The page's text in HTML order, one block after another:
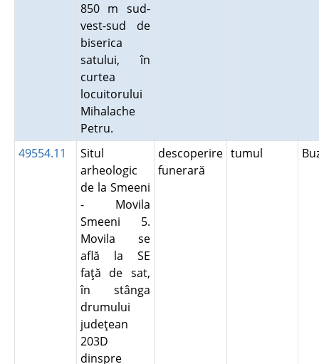
850 m sud-
vest-sud de
biserica
satului, în
curtea
locuitorului
Mihalache
Petru.
49554.11
Situl
arheologic
de la Smeeni
- Movila
Smeeni 5.
Movila se
află la SE
faţă de sat,
în stânga
drumului
judeţean
203D
dinspre
descoperire
funerară
tumul